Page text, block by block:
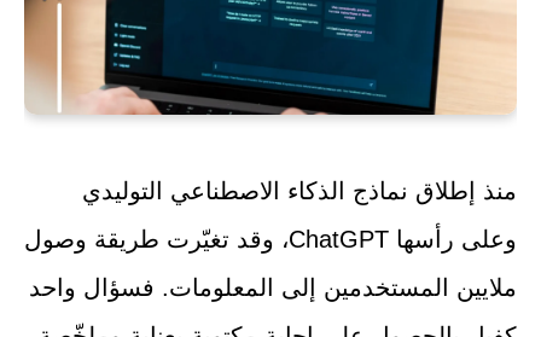
منذ إطلاق نماذج الذكاء الاصطناعي التوليدي
وعلى رأسها ChatGPT، وقد تغيّرت طريقة وصول
ملايين المستخدمين إلى المعلومات. فسؤال واحد